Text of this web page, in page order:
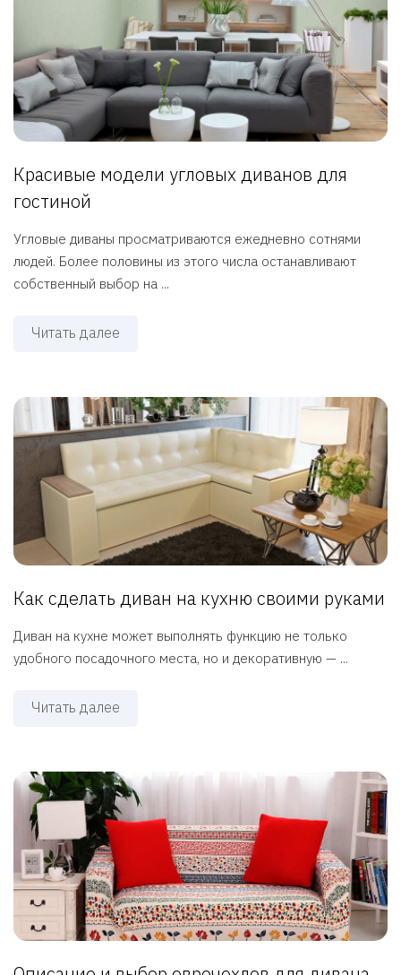
Красивые модели угловых диванов для
гостиной
Угловые диваны просматриваются ежедневно сотнями
людей. Более половины из этого числа останавливают
собственный выбор на ...
Читать далее
Как сделать диван на кухню своими руками
Диван на кухне может выполнять функцию не только
удобного посадочного места, но и декоративную — ...
Читать далее